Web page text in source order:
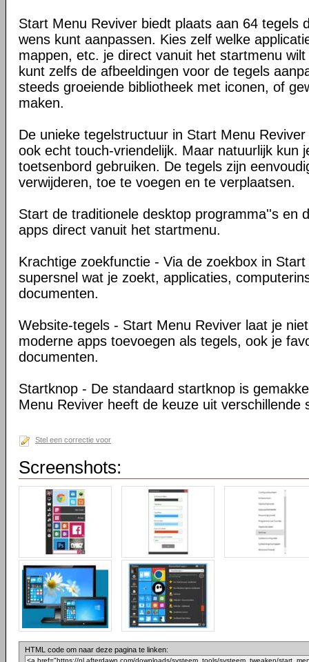
Start Menu Reviver biedt plaats aan 64 tegels
wens kunt aanpassen. Kies zelf welke
mappen, etc. je direct vanuit het startmenu
kunt zelfs de afbeeldingen voor de tegels
steeds groeiende bibliotheek met iconen, of
maken.
De unieke tegelstructuur in Start Menu
ook echt touch-vriendelijk. Maar natuurlijk kun
toetsenbord gebruiken. De tegels zijn
verwijderen, toe te voegen en te verplaatsen.
Start de traditionele desktop programma''s en
apps direct vanuit het startmenu.
Krachtige zoekfunctie - Via de zoekbox in
supersnel wat je zoekt, applicaties,
documenten.
Website-tegels - Start Menu Reviver laat je
moderne apps toevoegen als tegels, ook je
documenten.
Startknop - De standaard startknop is
Menu Reviver heeft de keuze uit verschillende
Stel een correctie voor
Screenshots:
HTML code om naar deze pagina te linken: